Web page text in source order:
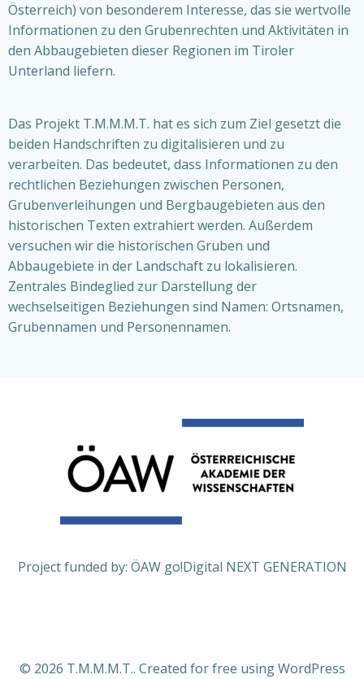
Österreich) von besonderem Interesse, das sie wertvolle
Informationen zu den Grubenrechten und Aktivitäten in
den Abbaugebieten dieser Regionen im Tiroler
Unterland liefern.
Das Projekt T.M.M.M.T. hat es sich zum Ziel gesetzt die
beiden Handschriften zu digitalisieren und zu
verarbeiten. Das bedeutet, dass Informationen zu den
rechtlichen Beziehungen zwischen Personen,
Grubenverleihungen und Bergbaugebieten aus den
historischen Texten extrahiert werden. Außerdem
versuchen wir die historischen Gruben und
Abbaugebiete in der Landschaft zu lokalisieren.
Zentrales Bindeglied zur Darstellung der
wechselseitigen Beziehungen sind Namen: Ortsnamen,
Grubennamen und Personennamen.
Project funded by: ÖAW go!Digital NEXT GENERATION
© 2026 T.M.M.M.T.. Created for free using WordPress